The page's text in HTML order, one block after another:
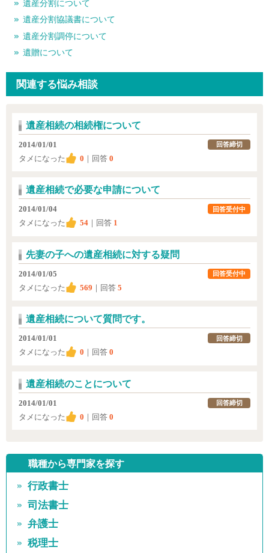
遺産分割について
遺産分割協議書について
遺産分割調停について
遺贈について
関連する悩み相談
遺産相続の相続権について
2014/01/01
タメになった
0 ｜回答 0
回答締切
遺産相続で必要な申請について
2014/01/04
タメになった
54 ｜回答 1
回答受付中
先妻の子への遺産相続に対する疑問
2014/01/05
タメになった
569 ｜回答 5
回答受付中
遺産相続について質問です。
2014/01/01
タメになった
0 ｜回答 0
回答締切
遺産相続のことについて
2014/01/01
タメになった
0 ｜回答 0
回答締切
職種から専門家を探す
行政書士
司法書士
弁護士
税理士